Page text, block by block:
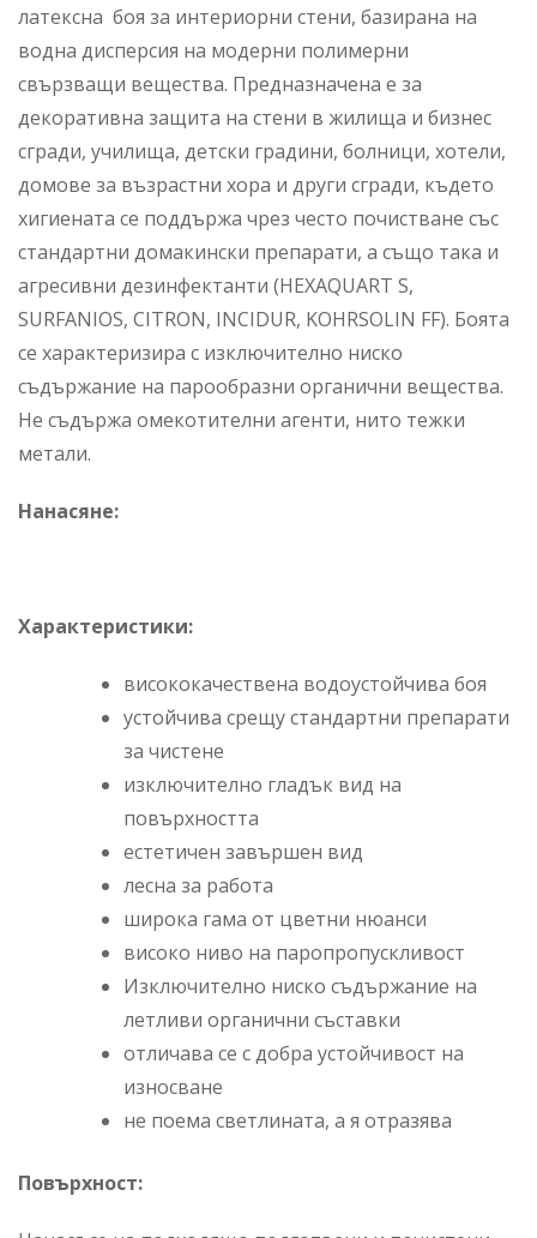
латексна боя за интериорни стени, базирана на
водна дисперсия на модерни полимерни
свързващи вещества. Предназначена е за
декоративна защита на стени в жилища и бизнес
сгради, училища, детски градини, болници, хотели,
домове за възрастни хора и други сгради, където
хигиената се поддържа чрез често почистване със
стандартни домакински препарати, а също така и
агресивни дезинфектанти (HEXAQUART S,
SURFANIOS, CITRON, INCIDUR, KOHRSOLIN FF). Боята
се характеризира с изключително ниско
съдържание на парообразни органични вещества.
Не съдържа омекотителни агенти, нито тежки
метали.
Нанасяне:
Характеристики:
висококачествена водоустойчива боя
устойчива срещу стандартни препарати
за чистене
изключително гладък вид на
повърхността
естетичен завършен вид
лесна за работа
широка гама от цветни нюанси
високо ниво на паропропускливост
Изключително ниско съдържание на
летливи органични съставки
отличава се с добра устойчивост на
износване
не поема светлината, а я отразява
Повърхност: